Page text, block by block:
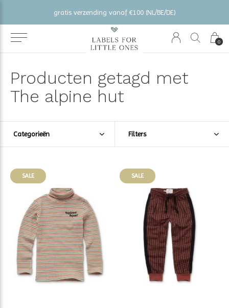
0
gratis verzending vanaf €100 (NL/BE/DE)
Producten getagd met
The alpine hut
Categorieën Filters
SALE SALE